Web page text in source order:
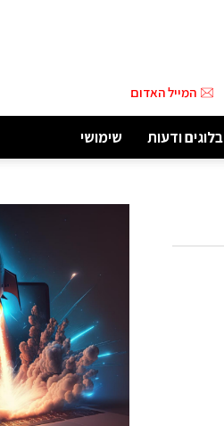
המייל האדום
בלוגים ודעות שימושי